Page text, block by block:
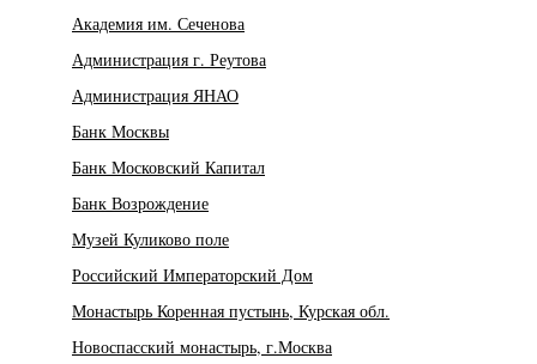
Академия им. Сеченова
Администрация г. Реутова
Администрация ЯНАО
Банк Москвы
Банк Московский Капитал
Банк Возрождение
Музей Куликово поле
Российский Императорский Дом
Монастырь Коренная пустынь, Курская обл.
Новоспасский монастырь, г.Москва